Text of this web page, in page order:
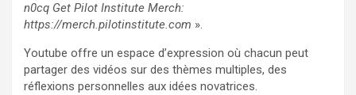
n0cq Get Pilot Institute Merch:
https://merch.pilotinstitute.com ».
Youtube offre un espace d’expression où chacun peut
partager des vidéos sur des thèmes multiples, des
réflexions personnelles aux idées novatrices.